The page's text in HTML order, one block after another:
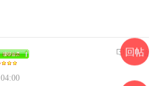
发私信
回帖